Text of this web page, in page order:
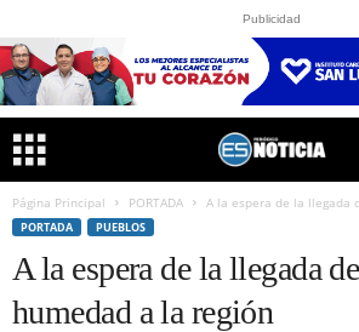
Publicidad
Página Principal PORTADA A la espera de la llegada
PORTADA PUEBLOS
A la espera de la llegada
humedad a la región